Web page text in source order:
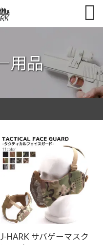

用品
J-HARK サバゲーマスク